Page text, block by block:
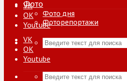
VK
ОК
Youtube
Фото
Фото дня
Фоторепортажи
VK
ОК
Youtube